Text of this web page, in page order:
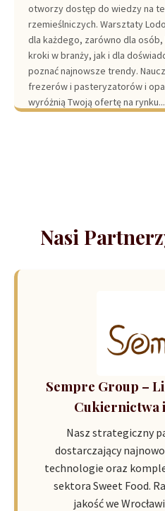
otworzy dostęp do wiedzy na
rzemieślniczych. Warsztaty
dla każdego, zarówno dla
kroki w branży, jak i dla
poznać najnowsze trendy.
frezerów i pasteryzatorów i
wyróżnią Twoją ofertę na
Nasi
Sempre Group –
Cukiernictwa
Nasz strategiczny
dostarczający
technologie oraz
sektora Sweet Food.
jakość we